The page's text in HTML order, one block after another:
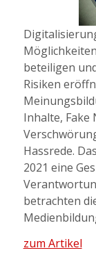
beteiligen
Risiken
Inhalte, Fake
Hassrede.
2021 eine
betrachten
zum Artikel